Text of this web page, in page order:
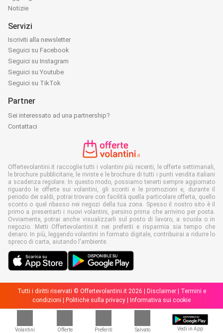
Volantini Offerte Preferiti Salvato Vedi in App
Notizie
Servizi
Iscriviti alla newsletter
Seguici su Facebook
Seguici su Instagram
Seguici su Youtube
Seguici su TikTok
Partner
Sei interessato ad una partnership?
Contattaci
Offertevolantini.it raccoglie tutti i volantini più recenti, le offerte settimanali,
le brochure pubblicitarie, le riviste e le brochure di tutti i punti vendita italiani
a scadenza regolare. In questo modo, possiamo tenerti sempre aggiornato
riguardo le offerte sui volantini, gli sconti e le promozioni e, durante il
periodo dei saldi, potrai trovare con facilità quella particolare offerta, quello
sconto o quel ribasso nei negozi della tua zona. Spesso il nostro sito è il
primo a presentarti i nuovi volantini, persino prima che arrivino per posta.
Ovviamente, potrai anche visualizzarli sul posto di lavoro, a scuola o in
negozio. Metti Offertevolantini.it nei preferiti e risparmia sia tempo che
denaro. In più, leggendo volantini in formato digitale, contribuirai a ridurre lo
spreco di carta, aiutando l'ambiente.
Tutti i diritti riservati © Offertevolantini.it 2026 | Disclaimer|
Termini e
condizioni
Politiche sulla privacy Informativa sui cookie